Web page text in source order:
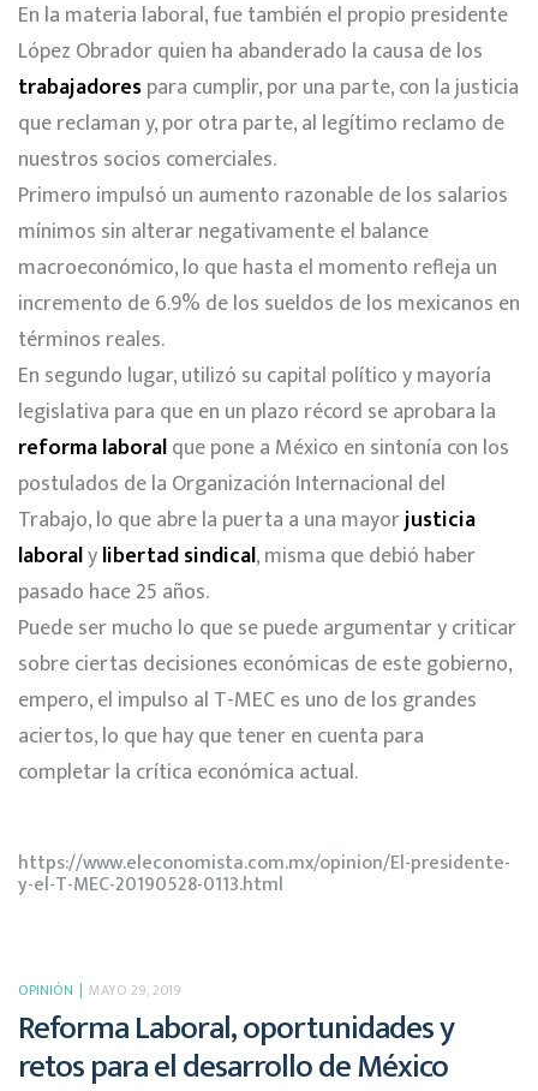
En la materia laboral, fue también el propio presidente
López Obrador quien ha abanderado la causa de los
trabajadorespara cumplir, por una parte, con la justicia
que reclaman y, por otra parte, al legítimo reclamo de
nuestros socios comerciales.
Primero impulsó un aumento razonable de los salarios
mínimos sin alterar negativamente el balance
macroeconómico, lo que hasta el momento refleja un
incremento de 6.9% de los sueldos de los mexicanos en
términos reales.
En segundo lugar, utilizó su capital político y mayoría
legislativa para que en un plazo récord se aprobara la
reforma laboralque pone a México en sintonía con los
postulados de la Organización Internacional del
Trabajo, lo que abre la puerta a una mayorjusticia
laboralylibertad sindical, misma que debió haber
pasado hace 25 años.
Puede ser mucho lo que se puede argumentar y criticar
sobre ciertas decisiones económicas de este gobierno,
empero, el impulso al T-MEC es uno de los grandes
aciertos, lo que hay que tener en cuenta para
completar la crítica económica actual.
https://www.eleconomista.com.mx/opinion/El-presidente-
y-el-T-MEC-20190528-0113.html
OPINIÓN MAYO 29, 2019
Reforma Laboral, oportunidades y
retos para el desarrollo de México